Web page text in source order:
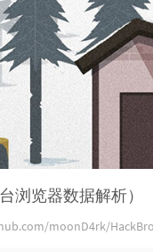
浏览器数据解析）
moonD4rk/